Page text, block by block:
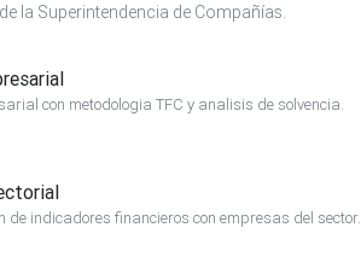
la Superintendencia de Compañías.
con metodologia TFC y analisis de solvencia.
de indicadores financieros con empresas del sector.